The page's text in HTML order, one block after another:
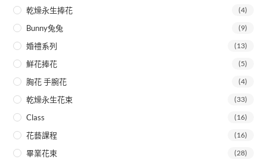
乾燥永生捧花 (4)
Bunny兔兔 (9)
婚禮系列 (13)
鮮花捧花 (5)
胸花 手腕花 (4)
乾燥永生花束 (33)
Class (16)
花藝課程 (16)
畢業花束 (28)